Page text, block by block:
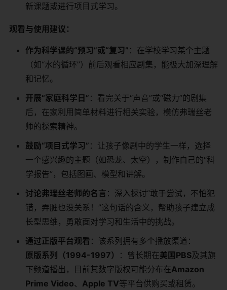
新课题或进行项目式学习。
观看与使用建议：
作为科学课的“预习”或“复习” ：在学校学习某个主题
（如“水的循环”）前后观看相应剧集，能极大加深理解
和记忆。
开展“家庭科学日” ：看完关于“声音”或“磁力”的剧集
后，在家利用简单材料进行相关实验，模仿弗瑞丝老
师的探索精神。
鼓励“项目式学习” ：让孩子像剧中的学生一样，选择
一个感兴趣的主题（如恐龙、太空），制作自己的“科
学报告”，包括图画、模型和讲解。
讨论弗瑞丝老师的名言 ：深入探讨“敢于尝试，不怕犯
错，弄脏也没关系！”这句话的含义，帮助孩子建立成
长型思维，勇敢面对学习和生活中的挑战。
通过正版平台观看 ：该系列拥有多个播放渠道：
原版系列（1994-1997）
：曾长期在美国PBS及其旗
下频道播出，目前其数字版权可能分布在Amazon
Prime Video、 Apple TV等平台供购买或租赁。